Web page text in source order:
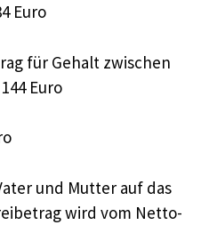
Euro
für Gehalt zwischen
Euro
und Mutter auf das
wird vom Netto-